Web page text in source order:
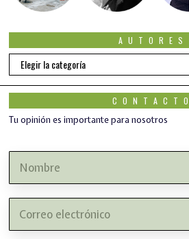
AUTORES
Autores
CONTACTO
Tu opinión es importante para nosotros